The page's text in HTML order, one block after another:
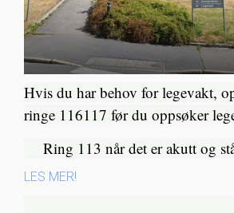
Hvis du har behov for legevakt,
ringe 116117 før du oppsøker
Ring 113 når det er akutt og
LES MER!